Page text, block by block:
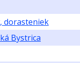
dorasteniek
Bystrica